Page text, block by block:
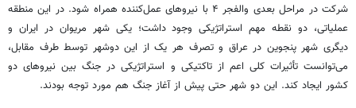
شرکت در مراحل بعدی والفجر ۴ با نیروهای عمل‌کننده همراه شود. در این منطقه
عملیاتی، دو نقطه مهم استراتژیکی وجود داشت؛ یکی شهر مریوان در ایران و
دیگری شهر پنجوین در عراق و تصرف هر یک از این دوشهر توسط طرف مقابل،
می‌توانست تأثیرات کلی اعم از تاکتیکی و استراتژیکی در جنگ بین نیروهای دو
کشور ایجاد کند. این دو شهر حتی پیش از آغاز جنگ هم مورد توجه بودند.